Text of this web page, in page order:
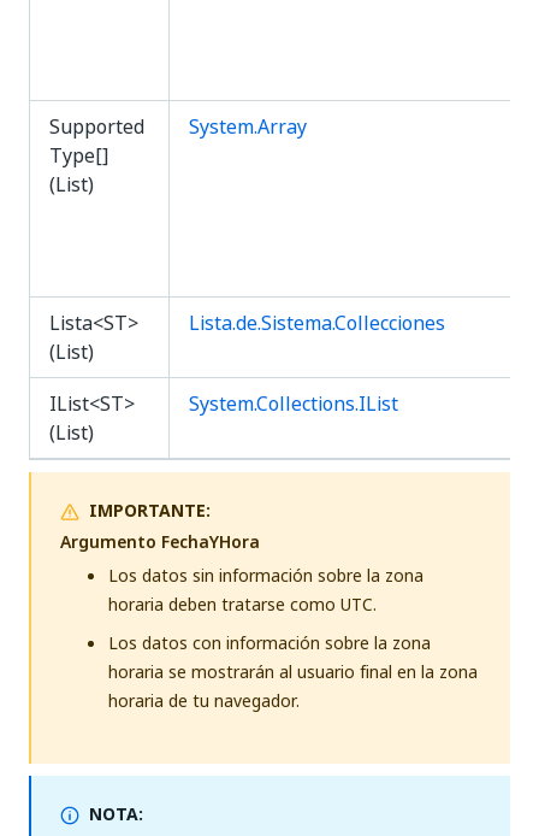
Supported
Type[]
(List)
System.Array
Lista<ST>
(List)
Lista.de.Sistema.Collecciones
IList<ST>
(List)
System.Collections.IList
IMPORTANTE:
Argumento FechaYHora
Los datos sin información sobre la zona
horaria deben tratarse como UTC.
Los datos con información sobre la zona
horaria se mostrarán al usuario final en la zona
horaria de tu navegador.
NOTA: